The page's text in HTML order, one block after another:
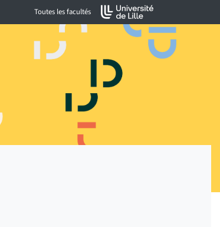
Toutes les facultés